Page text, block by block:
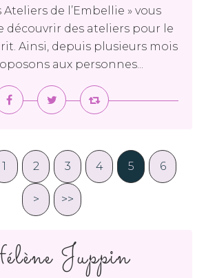
Ateliers de l’Embellie » vous
découvrir des ateliers pour le
Ainsi, depuis plusieurs mois
aux personnes...
1 2 3 4 5 6
> >>
Juppin